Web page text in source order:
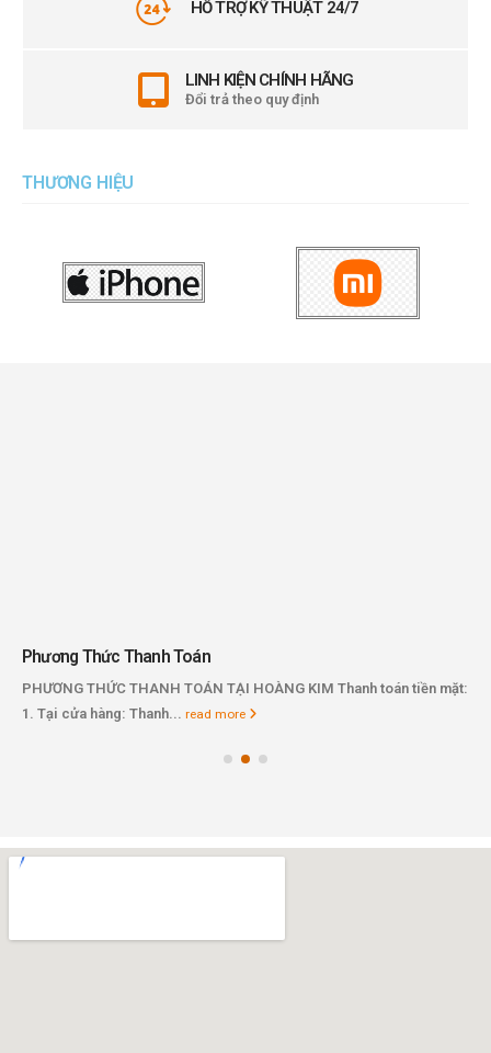
HỖ TRỢ KỸ THUẬT 24/7
LINH KIỆN CHÍNH HÃNG
Đổi trả theo quy định
THƯƠNG HIỆU
Phương Thức Thanh Toán
PHƯƠNG THỨC THANH TOÁN TẠI HOÀNG KIM Thanh toán tiền mặt:
1. Tại cửa hàng: Thanh... read more